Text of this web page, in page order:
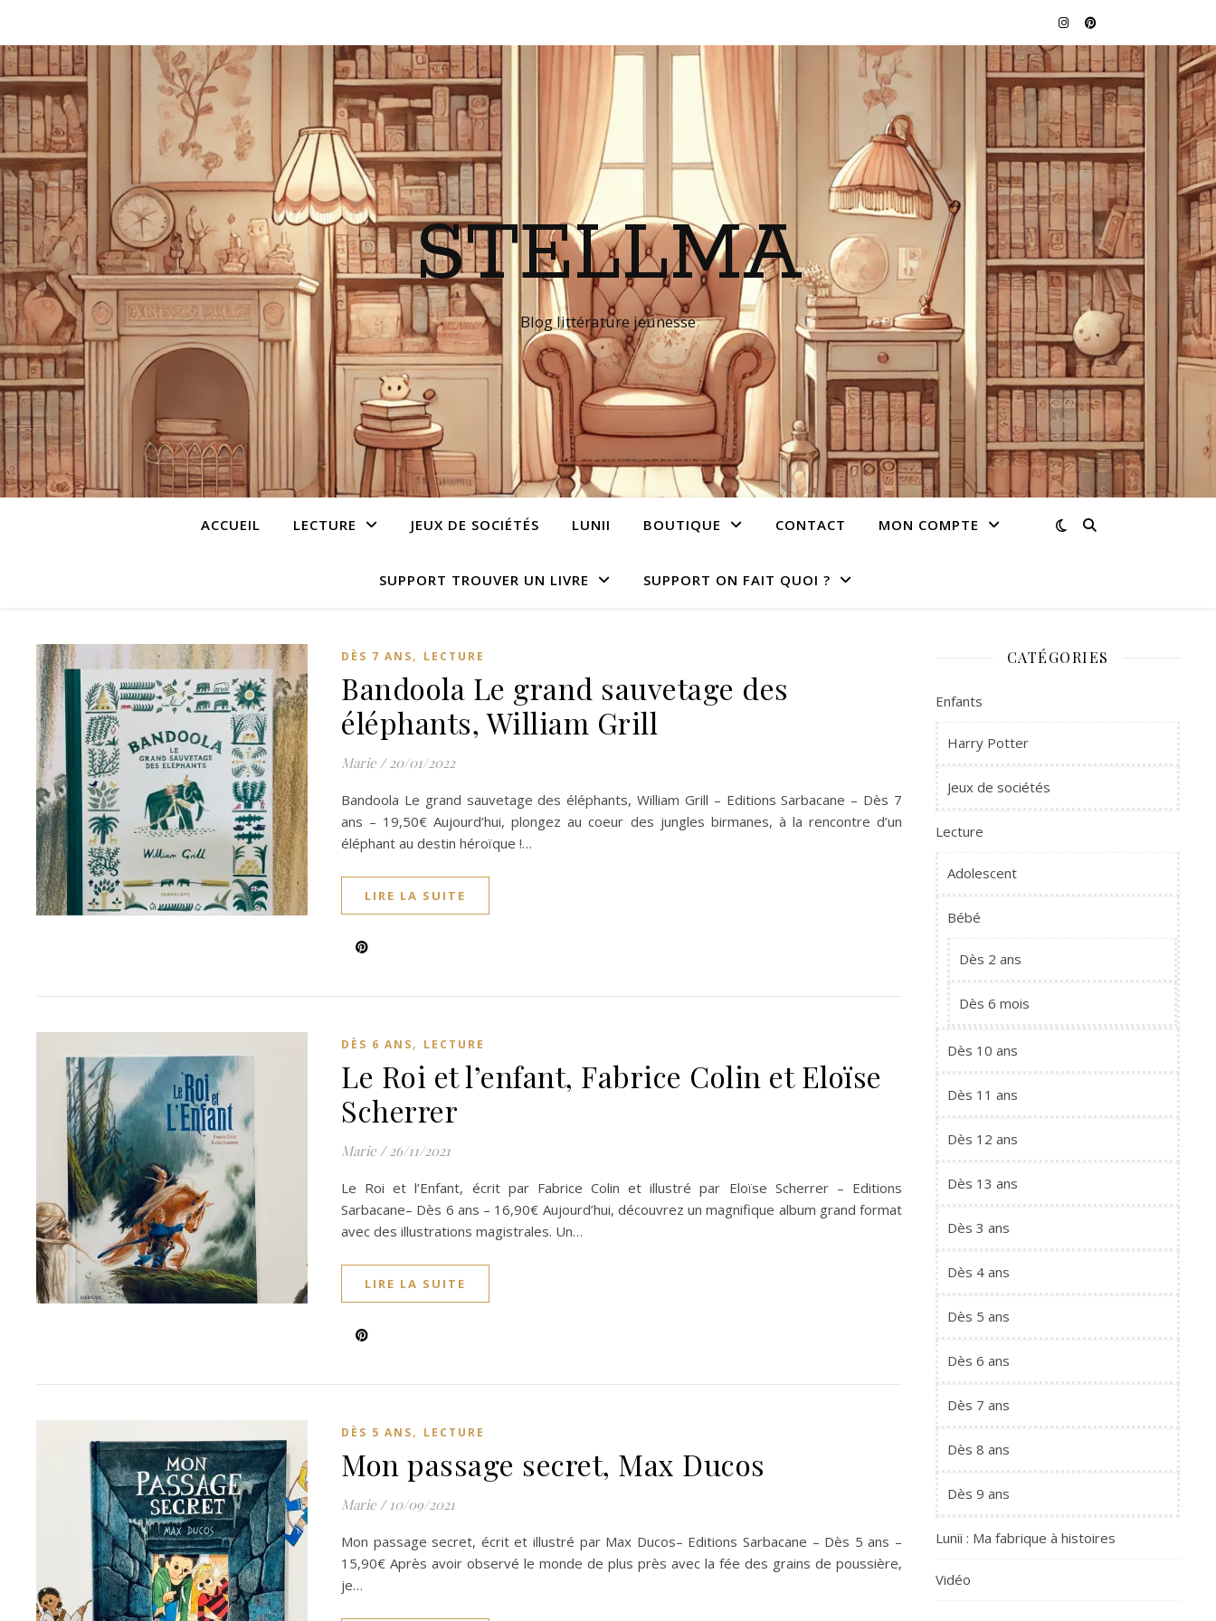
STELLMA
Blog littérature jeunesse
ACCUEIL LECTURE JEUX DE SOCIÉTÉS LUNII BOUTIQUE CONTACT MON COMPTE
SUPPORT TROUVER UN LIVRE SUPPORT ON FAIT QUOI ?
DÈS 7 ANS, LECTURE
Bandoola Le grand sauvetage des
éléphants, William Grill
Marie / 20/01/2022
Bandoola Le grand sauvetage des éléphants, William Grill – Editions Sarbacane – Dès 7
ans – 19,50€ Aujourd’hui, plongez au coeur des jungles birmanes, à la rencontre d’un
éléphant au destin héroïque !…
LIRE LA SUITE
DÈS 6 ANS, LECTURE
Le Roi et l’enfant, Fabrice Colin et Eloïse
Scherrer
Marie / 26/11/2021
Le Roi et l’Enfant, écrit par Fabrice Colin et illustré par Eloïse Scherrer – Editions
Sarbacane– Dès 6 ans – 16,90€ Aujourd’hui, découvrez un magnifique album grand format
avec des illustrations magistrales. Un…
LIRE LA SUITE
DÈS 5 ANS, LECTURE
Mon passage secret, Max Ducos
Marie / 10/09/2021
Mon passage secret, écrit et illustré par Max Ducos– Editions Sarbacane – Dès 5 ans –
15,90€ Après avoir observé le monde de plus près avec la fée des grains de poussière,
je…
CATÉGORIES
Enfants
Harry Potter
Jeux de sociétés
Lecture
Adolescent
Bébé
Dès 2 ans
Dès 6 mois
Dès 10 ans
Dès 11 ans
Dès 12 ans
Dès 13 ans
Dès 3 ans
Dès 4 ans
Dès 5 ans
Dès 6 ans
Dès 7 ans
Dès 8 ans
Dès 9 ans
Lunii : Ma fabrique à histoires
Vidéo